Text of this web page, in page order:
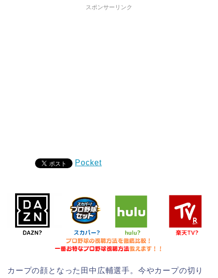
スポンサーリンク
Pocket
カープの顔となった田中広輔選手。今やカープの切り